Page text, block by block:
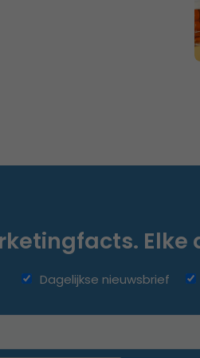
Elke
Dagelijkse nieuwsbrief